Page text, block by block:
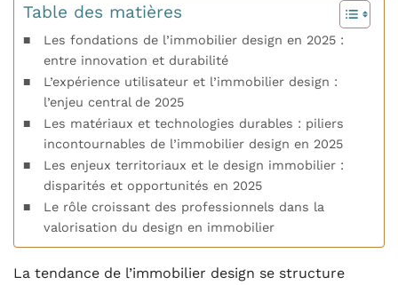
Table des matières
Les fondations de l’immobilier design en 2025 :
entre innovation et durabilité
L’expérience utilisateur et l’immobilier design :
l’enjeu central de 2025
Les matériaux et technologies durables : piliers
incontournables de l’immobilier design en 2025
Les enjeux territoriaux et le design immobilier :
disparités et opportunités en 2025
Le rôle croissant des professionnels dans la
valorisation du design en immobilier
La tendance de l’immobilier design se structure